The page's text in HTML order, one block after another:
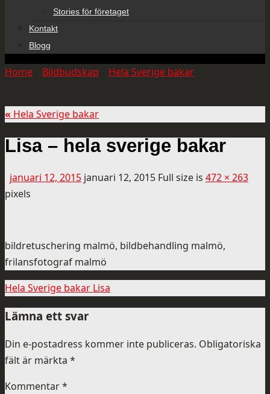
Stories för företaget
Kontakt
Blogg
Home Bildbudskap Hela Sverige bakar
« Hela Sverige bakar
Lisa – hela sverige bakar
januari 12, 2015 januari 12, 2015 Full size is 472 × 263
pixels
bildretuschering malmö, bildbehandling malmö,
frilansfotograf malmö
Hela Sverige bakar Lisa
Lämna ett svar
Din e-postadress kommer inte publiceras. Obligatoriska
fält är märkta *
Kommentar*